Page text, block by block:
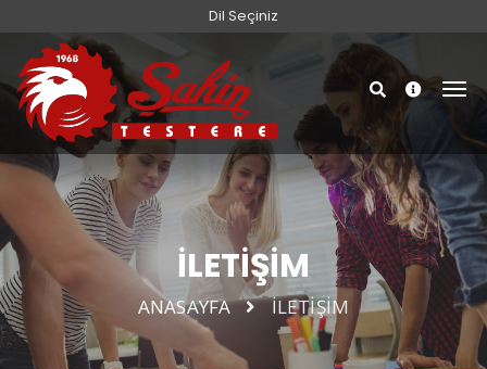
Dil Seçiniz
İLETİŞİM
ANASAYFA İLETİŞİM